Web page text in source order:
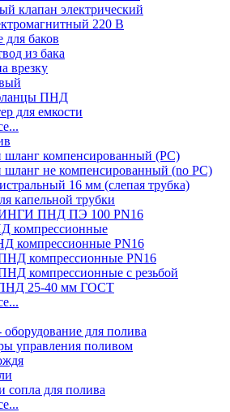
клапан электрический
220 В
баков
из бака
врезку
ПНД
для емкости
шланг компенсированный (PC)
не компенсированный (no PC)
16 мм (слепая трубка)
капельной трубки
ПНД ПЭ 100 PN16
компрессионные
компрессионные PN16
компрессионные PN16
компрессионные с резьбой
25-40 мм ГОСТ
для полива
управления поливом
сопла для полива